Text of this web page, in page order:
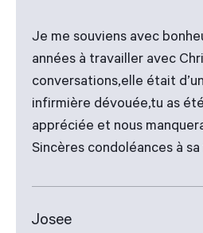
Je me souviens avec
années à travailler avec
conversations,elle était
infirmière dévouée,tu as
appréciée et nous
Sincères condoléances à
Josee